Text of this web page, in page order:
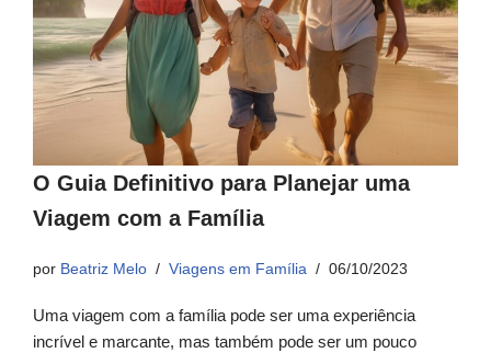
O Guia Definitivo para Planejar uma
Viagem com a Família
por Beatriz Melo Viagens em Família 06/10/2023
Uma viagem com a família pode ser uma experiência
incrível e marcante, mas também pode ser um pouco